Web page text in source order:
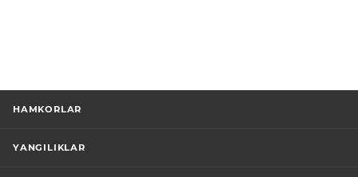
HAMKORLAR
YANGILIKLAR